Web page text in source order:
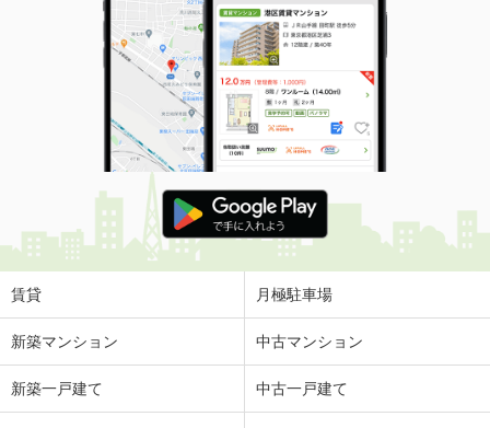
賃貸 月極駐車場
新築マンション 中古マンション
新築一戸建て 中古一戸建て